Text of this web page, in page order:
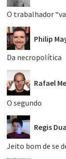
O trabalhador
Philip
Da necropolítica
Rafael
O segundo
Regis
Jeito bom de se